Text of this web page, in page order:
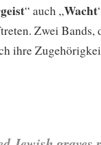
“ auch „Wacht
Zwei
ihre